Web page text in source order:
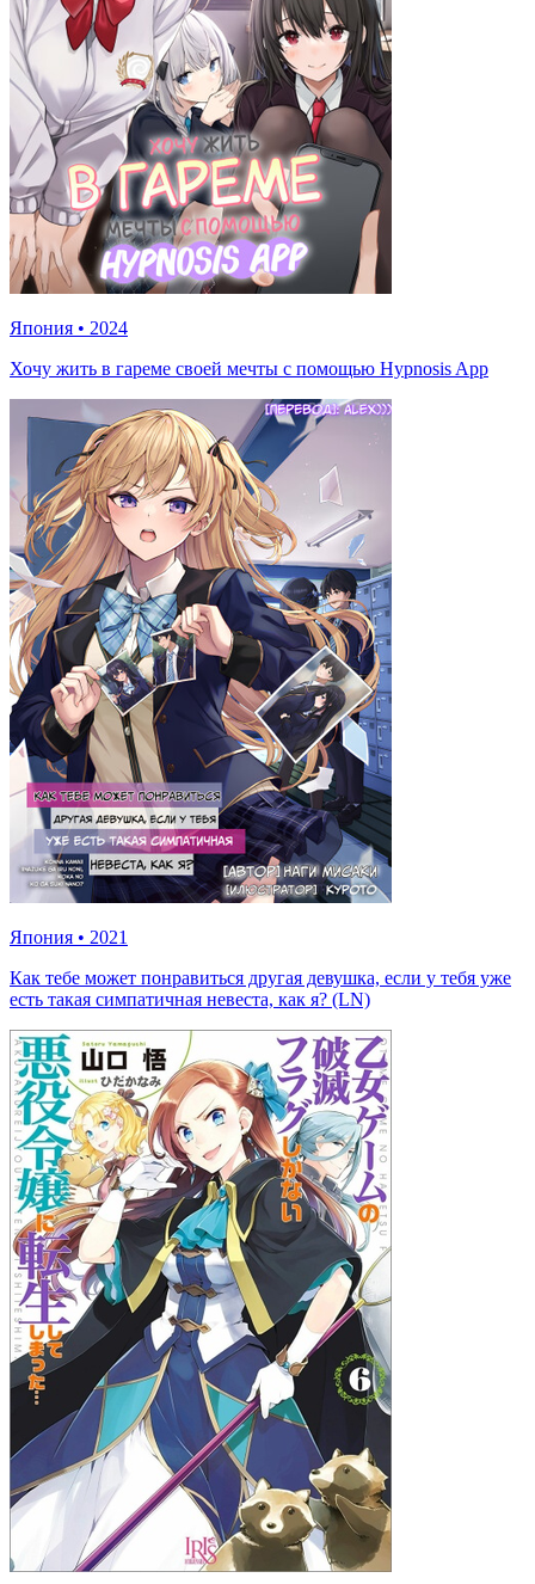
Япония • 2024
Хочу жить в гареме своей мечты с помощью Hypnosis App
Япония • 2021
Как тебе может понравиться другая девушка, если у тебя уже
есть такая симпатичная невеста, как я? (LN)